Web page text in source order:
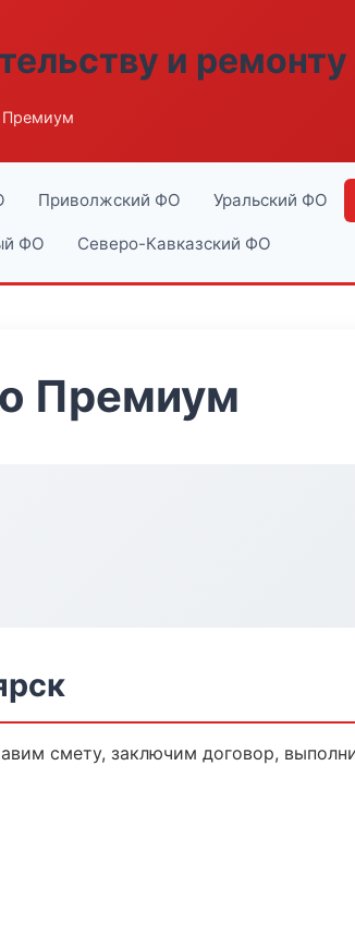
и ремонту
Премиум
Приволжский ФО Уральский ФО
ФО Северо-Кавказский ФО
Премиум
смету, заключим договор,